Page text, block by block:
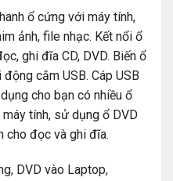
ổ cứng với máy tính,
ảnh, file nhạc. Kết nổi ổ
ghi đĩa CD, DVD. Biến ổ
cắm USB. Cáp USB
cho bạn có nhiều ổ
tính, sử dụng ổ DVD
cho đọc và ghi đĩa.
DVD vào Laptop,